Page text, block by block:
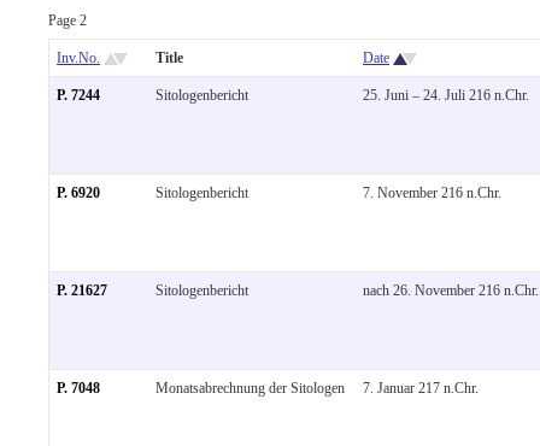
Page 2
Inv.No. Title Date
P. 7244 Sitologenbericht 25. Juni – 24. Juli 216 n.Chr.
P. 6920 Sitologenbericht 7. November 216 n.Chr.
P. 21627 Sitologenbericht nach 26. November 216 n.Chr.
P. 7048 Monatsabrechnung der Sitologen 7. Januar 217 n.Chr.